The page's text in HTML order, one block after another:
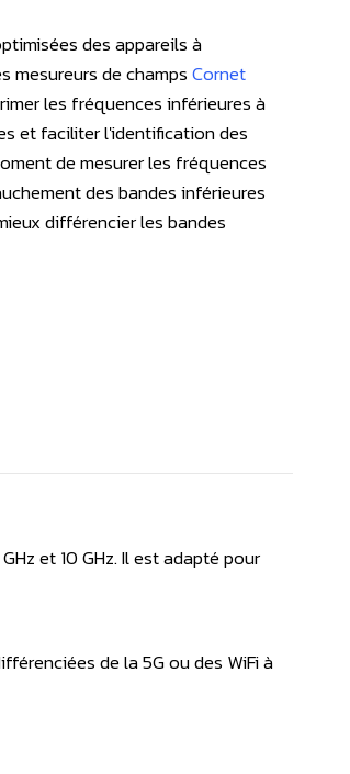
des appareils à
mesureurs de champsCornet
les fréquences inférieures à
et faciliter l'identification des
de mesurer les fréquences
des bandes inférieures
différencier les bandes
et 10 GHz. Il est adapté pour
de la 5G ou des WiFi à